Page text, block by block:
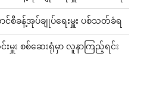
စီခန့်အုပ်ချုပ်ရေးမှူး ပစ်သတ်ခံရ
းမှူး စစ်ဆေးရုံမှာ လူနာကြည့်ရင်း